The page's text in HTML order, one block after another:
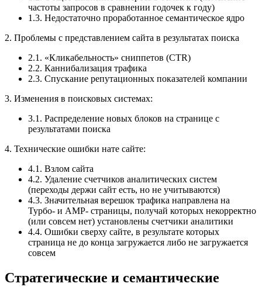
частоты запросов в сравнении годочек к году)
1.3. Недостаточно проработанное семантическое ядро
2. Проблемы с представлением сайта в результатах поиска
2.1. «Кликабельность» сниппетов (CTR)
2.2. Каннибализация трафика
2.3. Спускание репутационных показателей компании
3. Изменения в поисковых системах:
3.1. Распределение новых блоков на странице с
результатами поиска
4. Технические ошибки нате сайте:
4.1. Взлом сайта
4.2. Удаление счетчиков аналитических систем
(переходы держи сайт есть, но не учитываются)
4.3. Значительная верешок трафика направлена на
Турбо- и АМР- страницы, получай которых некорректно
(или совсем нет) установлены счетчики аналитики
4.4. Ошибки сверху сайте, в результате которых
страница не до конца загружается либо не загружается
совсем
Стратегические и семантические